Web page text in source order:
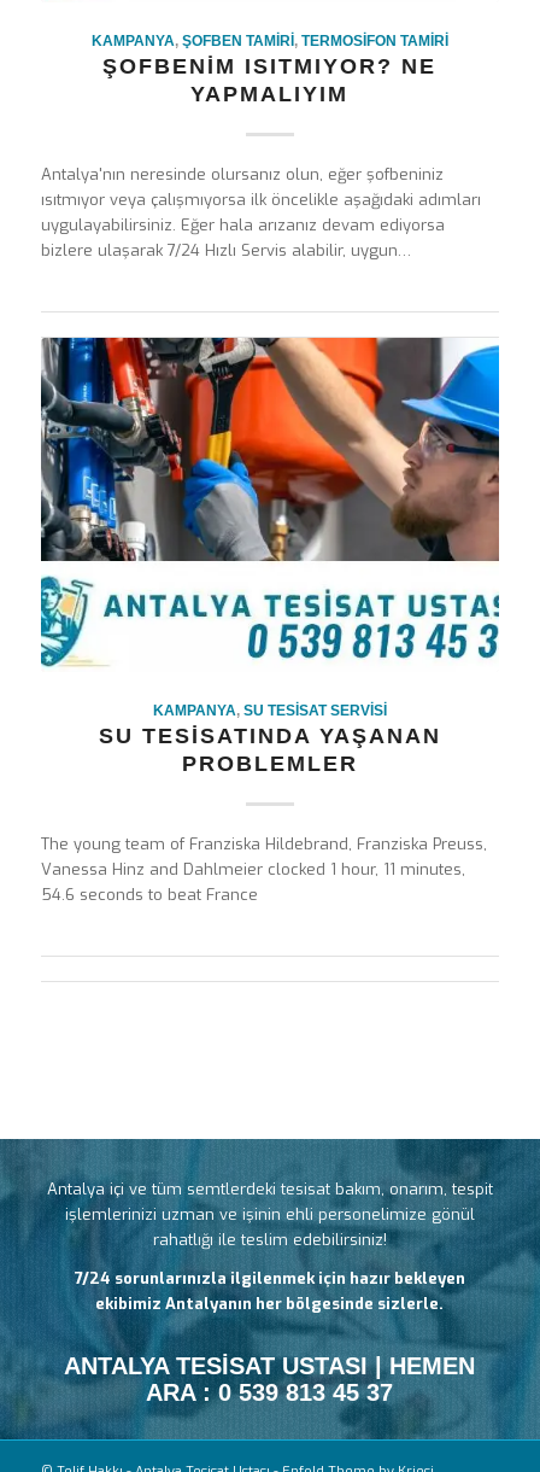
KAMPANYA ŞOFBEN TAMIRI, TERMOSIFON TAMIRI
ŞOFBENIM ISITMIYOR? NE
YAPMALIYIM
Antalya'nın neresinde olursanız olun, eğer şofbeniniz
ısıtmıyor veya çalışmıyorsa ilk öncelikle aşağıdaki adımları
uygulayabilirsiniz. Eğer hala arızanız devam ediyorsa
bizlere ulaşarak 7/24 Hızlı Servis alabilir, uygun…
KAMPANYA, SU TESISAT SERVISI
SU TESISATINDA YAŞANAN
PROBLEMLER
The young team of Franziska Hildebrand, Franziska Preuss,
Vanessa Hinz and Dahlmeier clocked 1 hour, 11 minutes,
54.6 seconds to beat France
Antalya içi ve tüm semtlerdeki tesisat bakım, onarım, tespit
işlemlerinizi uzman ve işinin ehli personelimize gönül
rahatlığı ile teslim edebilirsiniz!
7/24 sorunlarınızla ilgilenmek için hazır bekleyen
ekibimiz Antalyanın her bölgesinde sizlerle.
ANTALYA TESİSAT USTASI | HEMEN
ARA : 0 539 813 45 37